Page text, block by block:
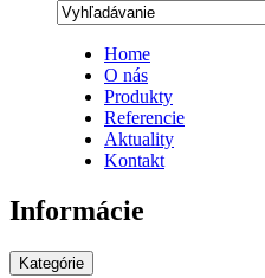
Home
O nás
Produkty
Referencie
Aktuality
Kontakt
Informácie
Kategórie